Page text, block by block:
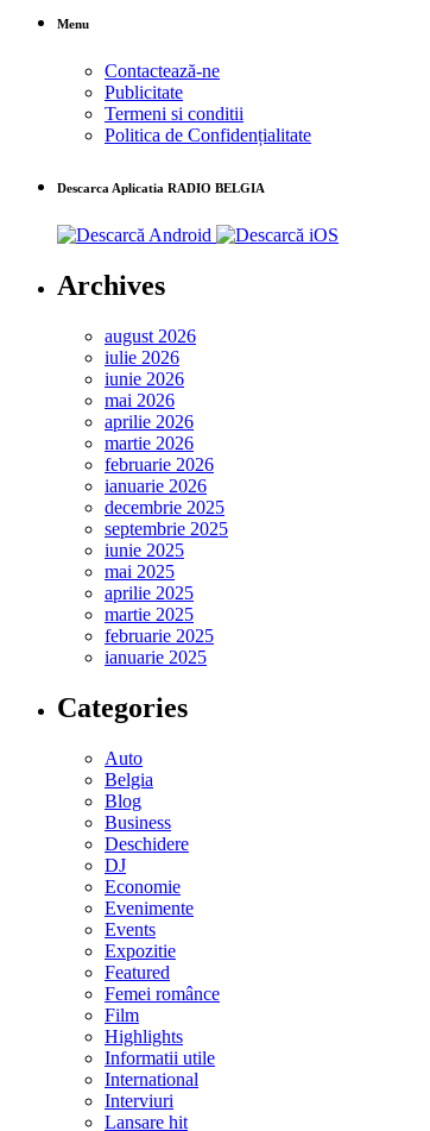
Menu
Contactează-ne
Publicitate
Termeni si conditii
Politica de Confidențialitate
Descarca Aplicatia RADIO BELGIA
Archives
august 2026
iulie 2026
iunie 2026
mai 2026
aprilie 2026
martie 2026
februarie 2026
ianuarie 2026
decembrie 2025
septembrie 2025
iunie 2025
mai 2025
aprilie 2025
martie 2025
februarie 2025
ianuarie 2025
Categories
Auto
Belgia
Blog
Business
Deschidere
DJ
Economie
Evenimente
Events
Expozitie
Featured
Femei românce
Film
Highlights
Informatii utile
International
Interviuri
Lansare hit